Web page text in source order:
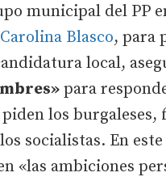
municipal del PP
Carolina Blasco, para
local,
para
los burgaleses,
socialistas. En
«las ambiciones